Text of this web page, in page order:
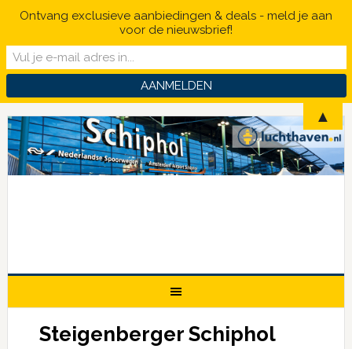
Steigenberger Schiphol
Ontvang exclusieve aanbiedingen & deals - meld je aan
voor de nieuwsbrief!
▲